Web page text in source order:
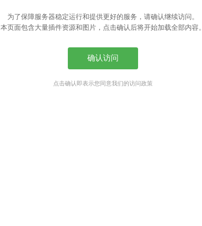
为了保障服务器稳定运行和提供更好的服务，请确认继续访问。
本页面包含大量插件资源和图片，点击确认后将开始加载全部内容。
确认访问
点击确认即表示您同意我们的访问政策